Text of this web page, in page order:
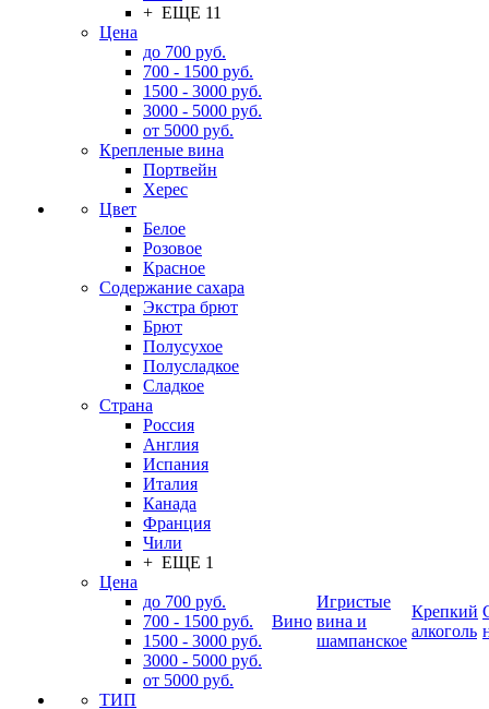
+ ЕЩЕ 11
Цена
до 700 руб.
700 - 1500 руб.
1500 - 3000 руб.
3000 - 5000 руб.
от 5000 руб.
Крепленые вина
Портвейн
Херес
Цвет
Белое
Розовое
Красное
Содержание сахара
Экстра брют
Брют
Полусухое
Полусладкое
Сладкое
Страна
Россия
Англия
Испания
Италия
Канада
Франция
Чили
+ ЕЩЕ 1
Цена
до 700 руб.
700 - 1500 руб.
1500 - 3000 руб.
3000 - 5000 руб.
от 5000 руб.
ТИП
Вино
Игристые
вина и
шампанское
Крепкий
алкоголь